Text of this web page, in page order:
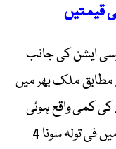
قیمتیں
ایشن کی جانب
مطابق ملک بھر میں
کی قیمت میں 1,100 روپے کی کمی واقع ہوئی
ہے۔ اس معمولی کمی کے بعد مارکیٹ میں فی تولہ سونا 4